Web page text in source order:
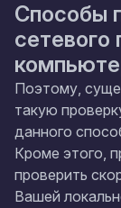
Способы
Поэтому,
такую
данного
Кроме этого,
проверить
Вашей